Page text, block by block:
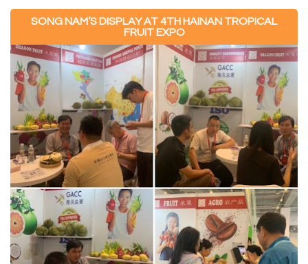
SONG NAM’S DISPLAY AT 4TH HAINAN TROPICAL
FRUIT EXPO